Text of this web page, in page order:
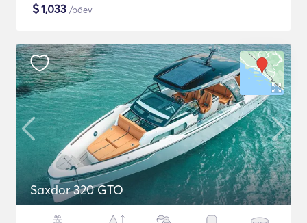
$1,033 /päev
Saxdor 320 GTO